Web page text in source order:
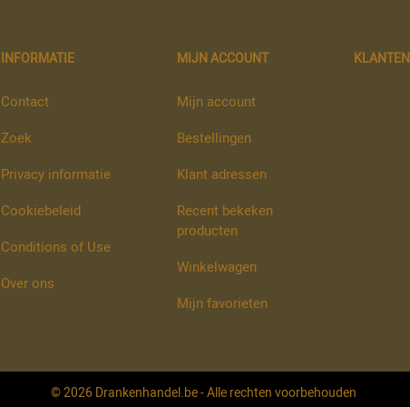
INFORMATIE
Contact
Zoek
Privacy informatie
Cookiebeleid
Conditions of Use
Over ons
MIJN ACCOUNT
Mijn account
Bestellingen
Klant adressen
Recent bekeken
producten
Winkelwagen
Mijn favorieten
© 2026 Drankenhandel.be - Alle rechten voorbehouden